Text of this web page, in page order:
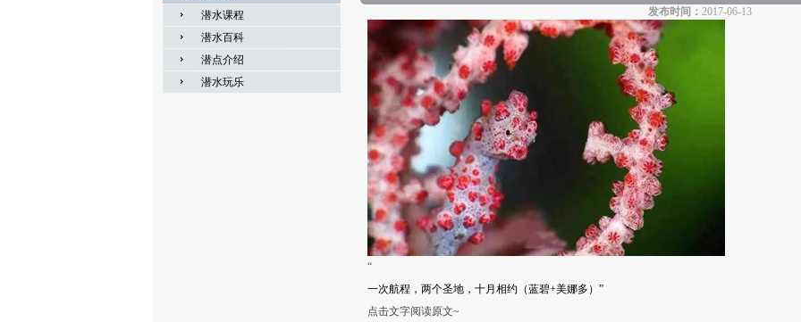
潜水课程
潜水百科
潜点介绍
潜水玩乐
发布时间： 2017-06-13
“
一次航程，两个圣地，十月相约（蓝碧+美娜多）”
点击文字阅读原文~